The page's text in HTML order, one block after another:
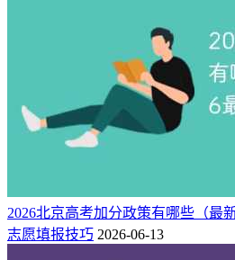
2026北京高考加分政策有哪些（最
志愿填报技巧 2026-06-13